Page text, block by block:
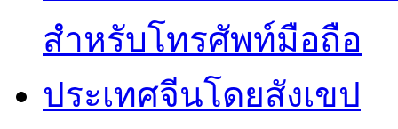
สำหรับโทรศัพท์มือถือ
ประเทศจีนโดยสังเขป